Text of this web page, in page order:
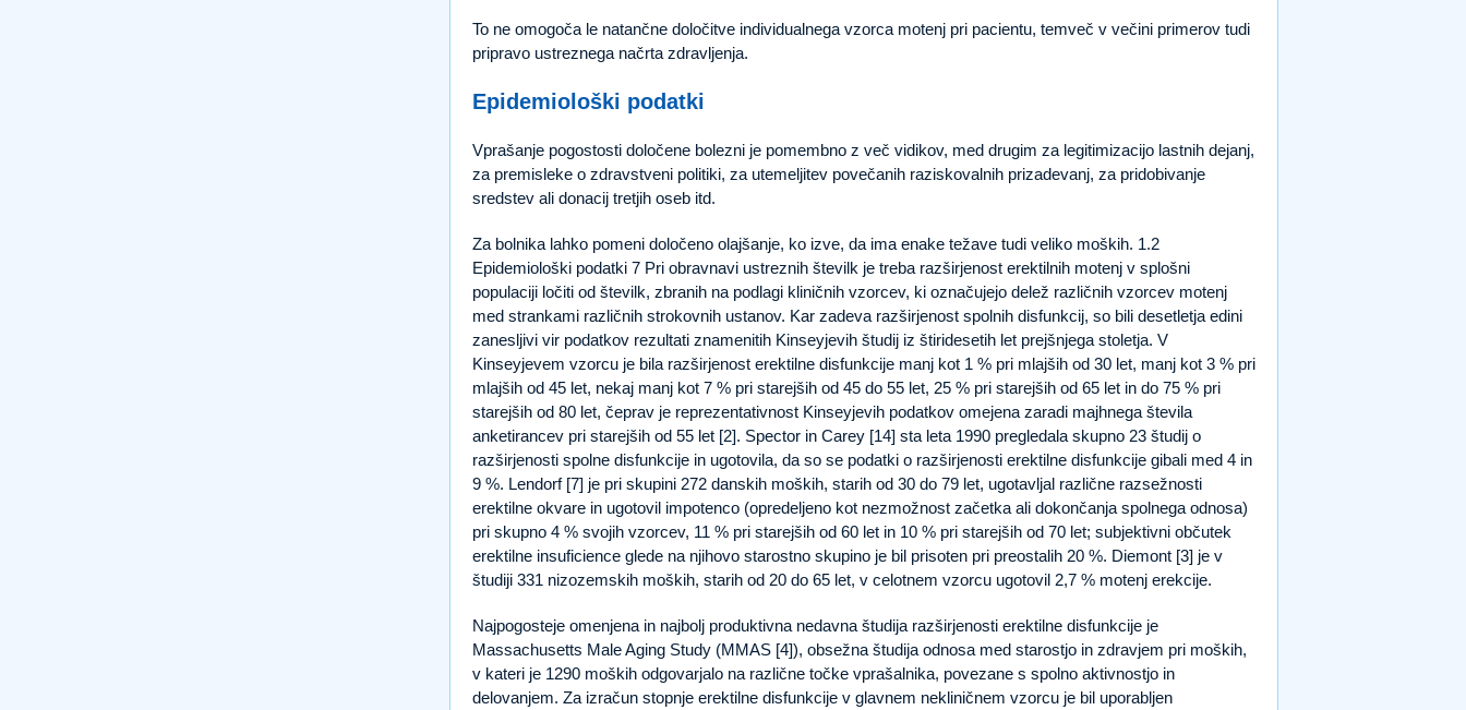
To ne omogoča le natančne določitve individualnega vzorca motenj pri pacientu, temveč v večini primerov tudi
pripravo ustreznega načrta zdravljenja.
Epidemiološki podatki
Vprašanje pogostosti določene bolezni je pomembno z več vidikov, med drugim za legitimizacijo lastnih dejanj,
za premisleke o zdravstveni politiki, za utemeljitev povečanih raziskovalnih prizadevanj, za pridobivanje
sredstev ali donacij tretjih oseb itd.
Za bolnika lahko pomeni določeno olajšanje, ko izve, da ima enake težave tudi veliko moških. 1.2
Epidemiološki podatki 7 Pri obravnavi ustreznih številk je treba razširjenost erektilnih motenj v splošni
populaciji ločiti od številk, zbranih na podlagi kliničnih vzorcev, ki označujejo delež različnih vzorcev motenj
med strankami različnih strokovnih ustanov. Kar zadeva razširjenost spolnih disfunkcij, so bili desetletja edini
zanesljivi vir podatkov rezultati znamenitih Kinseyjevih študij iz štiridesetih let prejšnjega stoletja. V
Kinseyjevem vzorcu je bila razširjenost erektilne disfunkcije manj kot 1 % pri mlajših od 30 let, manj kot 3 % pri
mlajših od 45 let, nekaj manj kot 7 % pri starejših od 45 do 55 let, 25 % pri starejših od 65 let in do 75 % pri
starejših od 80 let, čeprav je reprezentativnost Kinseyjevih podatkov omejena zaradi majhnega števila
anketirancev pri starejših od 55 let [2]. Spector in Carey [14] sta leta 1990 pregledala skupno 23 študij o
razširjenosti spolne disfunkcije in ugotovila, da so se podatki o razširjenosti erektilne disfunkcije gibali med 4 in
9 %. Lendorf [7] je pri skupini 272 danskih moških, starih od 30 do 79 let, ugotavljal različne razsežnosti
erektilne okvare in ugotovil impotenco (opredeljeno kot nezmožnost začetka ali dokončanja spolnega odnosa)
pri skupno 4 % svojih vzorcev, 11 % pri starejših od 60 let in 10 % pri starejših od 70 let; subjektivni občutek
erektilne insuficience glede na njihovo starostno skupino je bil prisoten pri preostalih 20 %. Diemont [3] je v
študiji 331 nizozemskih moških, starih od 20 do 65 let, v celotnem vzorcu ugotovil 2,7 % motenj erekcije.
Najpogosteje omenjena in najbolj produktivna nedavna študija razširjenosti erektilne disfunkcije je
Massachusetts Male Aging Study (MMAS [4]), obsežna študija odnosa med starostjo in zdravjem pri moških,
v kateri je 1290 moških odgovarjalo na različne točke vprašalnika, povezane s spolno aktivnostjo in
delovanjem. Za izračun stopnje erektilne disfunkcije v glavnem nekliničnem vzorcu je bil uporabljen